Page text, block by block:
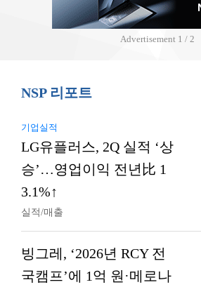
Advertisement 1 / 2
NSP 리포트
기업실적
LG유플러스, 2Q 실적 ‘상
승’…영업이익 전년比 1
3.1%↑
실적/매출
빙그레, ‘2026년 RCY 전
국캠프’에 1억 원·메로나